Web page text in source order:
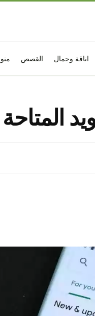
اناقة وجمال القصص